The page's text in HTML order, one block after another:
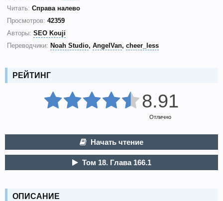
Читать: Справа налево
Просмотров: 42359
Авторы: SEO Kouji
Переводчики: Noah Studio AngelVan cheer_less
РЕЙТИНГ
8.91
Отлично
Начать чтение
Том 18. Глава 166.1
ОПИСАНИЕ